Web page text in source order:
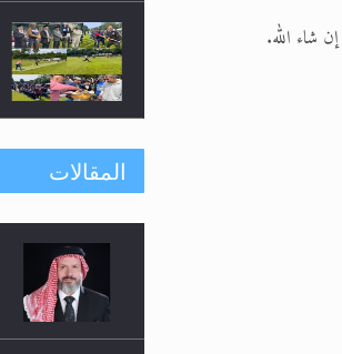
شاء الله.
المقالات